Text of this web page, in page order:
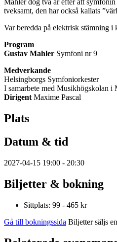
Mahler dog två år efter att
tveksamt, den har också kallats
Var beredda på elektrisk stämning i
Program
Gustav Mahler Symfoni nr 9
Medverkande
Helsingborgs Symfoniorkester
I samarbete med Musikhögskolan i
Dirigent Maxime Pascal
Plats
Datum & tid
2027-04-15 19:00 - 20:30
Biljetter & bokning
Sittplats: 99 - 465 kr
Gå till bokningssida Biljetter säljs